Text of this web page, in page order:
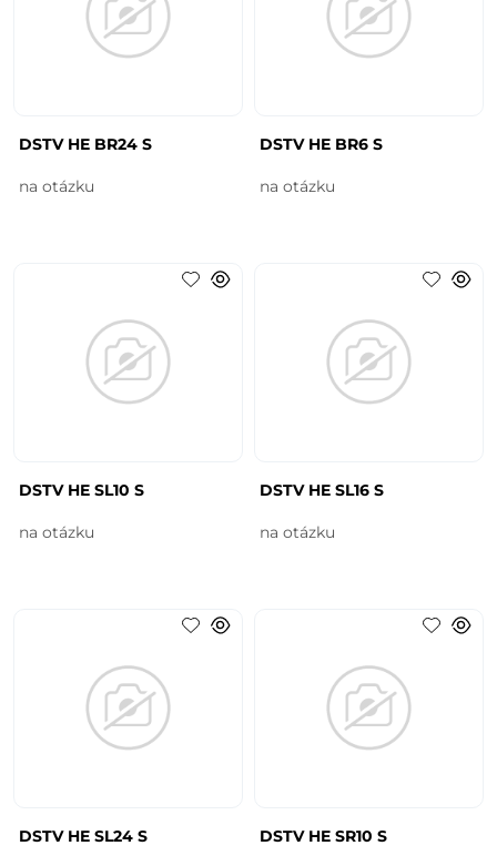
DSTV HE BR24 S
na otázku
DSTV HE BR6 S
na otázku
DSTV HE SL10 S
na otázku
DSTV HE SL16 S
na otázku
DSTV HE SL24 S DSTV HE SR10 S